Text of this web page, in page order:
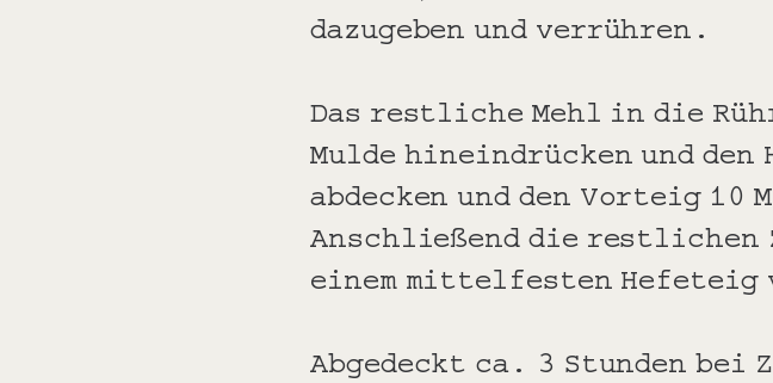
dazugeben und verrühren.
Das restliche Mehl in die
Mulde hineindrücken und
abdecken und den Vorteig 10
Anschließend die restlichen
einem mittelfesten Hefeteig
Abgedeckt ca. 3 Stunden bei